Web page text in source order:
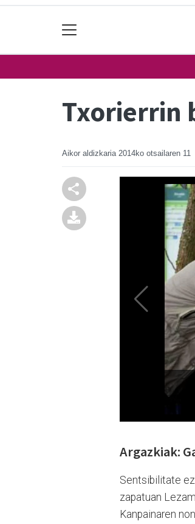
Txorierrin
Aikor aldizkaria 2014ko otsailaren 11
Argazkiak:
Sentsibilitate
zapatuan
Kanpainaren